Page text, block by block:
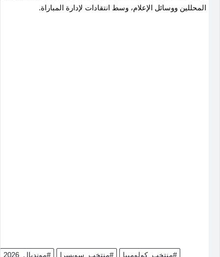
المحللين ووسائل الإعلام، وسط انتقادات لإدارة المباراة.
#مونديال_2026 #منتخب_سويسرا
#منتخب_كولومبيا